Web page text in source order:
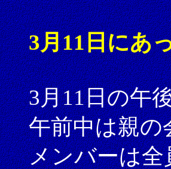
3月11日にあ
3月11日の午
午前中は親
メンバーは